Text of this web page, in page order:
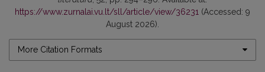
https://www.zurnalai.vu.lt/sll/article/view/36231 (Accessed: 9
August 2026).
More Citation Formats